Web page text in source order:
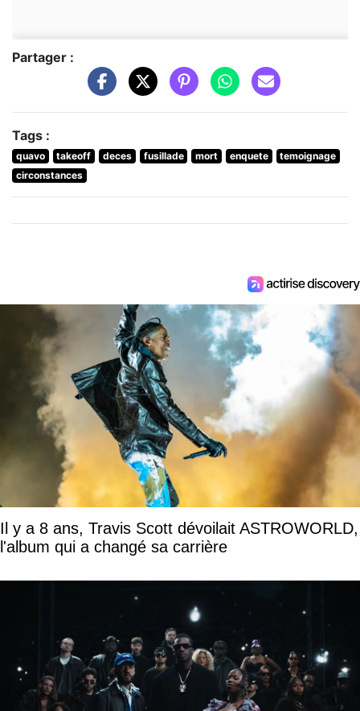
Partager :
Tags :
quavo takeoff deces fusillade mort enquete
temoignage
circonstances
Il y a 8 ans, Travis Scott dévoilait ASTROWORLD,
l'album qui a changé sa carrière